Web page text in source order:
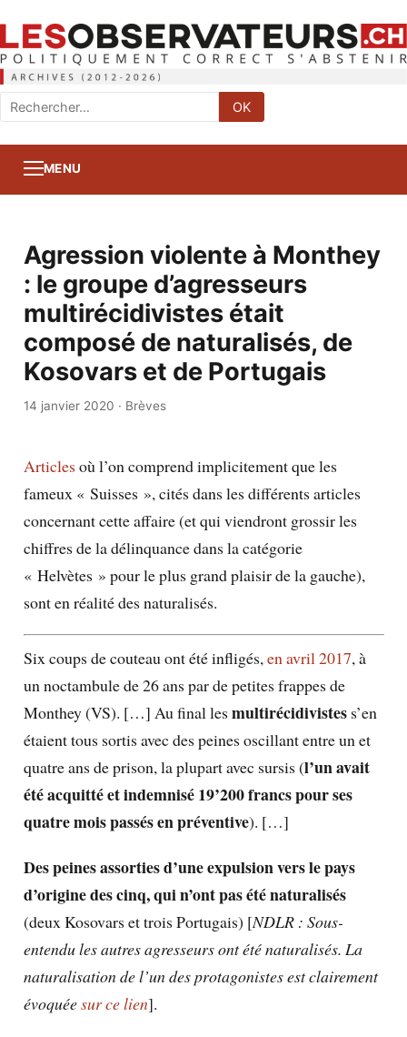
Rechercher
:
OK
MENU
Agression violente à Monthey
: le groupe d’agresseurs
multirécidivistes était
composé de naturalisés, de
Kosovars et de Portugais
14 janvier 2020 · Brèves
Articles où l’on comprend implicitement que les
fameux « Suisses », cités dans les différents articles
concernant cette affaire (et qui viendront grossir les
chiffres de la délinquance dans la catégorie
« Helvètes » pour le plus grand plaisir de la gauche),
sont en réalité des naturalisés.
Six coups de couteau ont été infligés,en avril 2017, à
un noctambule de 26 ans par de petites frappes de
Monthey (VS). […] Au final les multirécidivistess’en
étaient tous sortis avec des peines oscillant entre un et
quatre ans de prison, la plupart avec sursis (l’un avait
été acquitté et indemnisé 19’200 francs pour ses
quatre mois passés en préventive). […]
Des peines assorties d’une expulsion vers le pays
d’origine des cinq, qui n’ont pas été naturalisés
(deux Kosovars et trois Portugais) [NDLR : Sous-
entendu les autres agresseurs ont été naturalisés. La
naturalisation de l’un des protagonistes est clairement
évoquéesur ce lien].